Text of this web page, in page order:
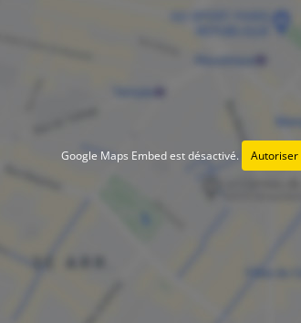
Google Maps Embed est désactivé. Autoriser